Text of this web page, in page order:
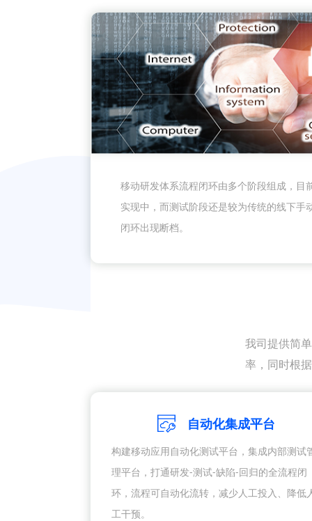
移动研发体系流程闭环由多个阶段组成，目
实现中，而测试阶段还是较为传统的线下手
闭环出现断档。
我司提供简
率，同时根
自动化集成平台
构建移动应用自动化测试平台，集成内部测试
理平台，打通研发-测试-缺陷-回归的全流程闭
环，流程可自动化流转，减少人工投入、降低
工干预。